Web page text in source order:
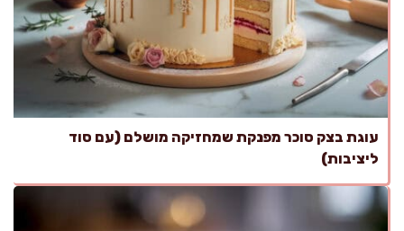
עוגת בצק סוכר מפנקת שמחזיקה מושלם (עם סוד
ליציבות)